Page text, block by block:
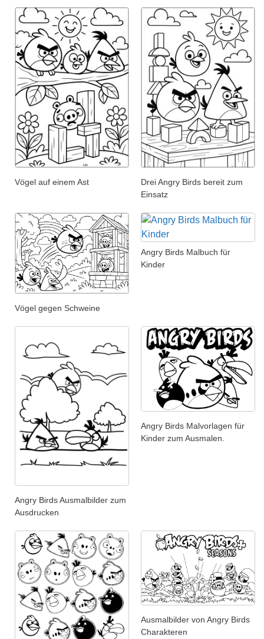
Vögel auf einem Ast
Drei Angry Birds bereit zum
Einsatz
Vögel gegen Schweine
Angry Birds Malbuch für
Kinder
Angry Birds Ausmalbilder zum
Ausdrucken
Angry Birds Malvorlagen für
Kinder zum Ausmalen.
Ausmalbilder von Angry Birds
Charakteren